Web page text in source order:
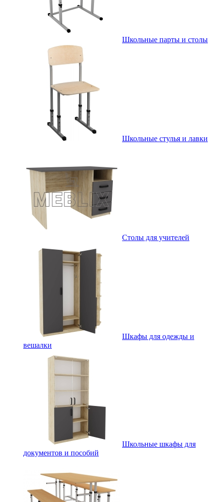
Школьные парты и столы
Школьные стулья и лавки
Столы для учителей
Шкафы для одежды и
вешалки
Школьные шкафы для
документов и пособий